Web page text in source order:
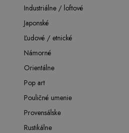
Industriálne / loftové
Japonské
Ľudové / etnické
Námorné
Orientálne
Pop art
Pouličné umenie
Provensálske
Rustikálne